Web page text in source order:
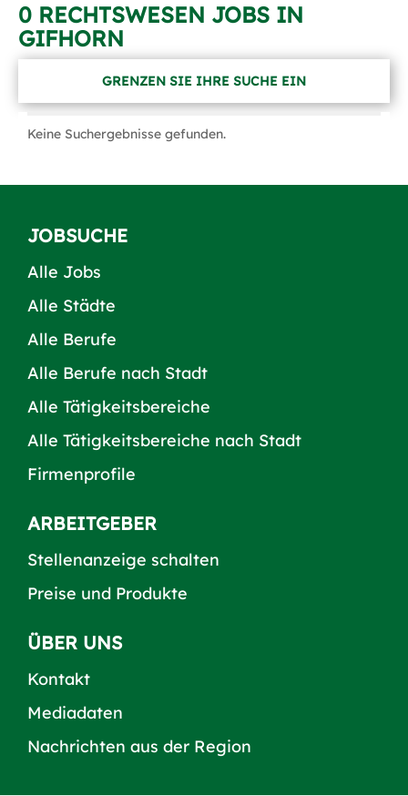
0 RECHTSWESEN JOBS IN
GIFHORN
GRENZEN SIE IHRE SUCHE EIN
Keine Suchergebnisse gefunden.
JOBSUCHE
Alle Jobs
Alle Städte
Alle Berufe
Alle Berufe nach Stadt
Alle Tätigkeitsbereiche
Alle Tätigkeitsbereiche nach Stadt
Firmenprofile
ARBEITGEBER
Stellenanzeige schalten
Preise und Produkte
ÜBER UNS
Kontakt
Mediadaten
Nachrichten aus der Region